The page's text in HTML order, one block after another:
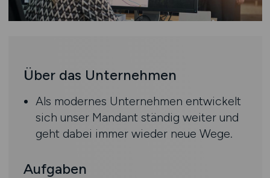
Über das Unternehmen
Als modernes Unternehmen entwickelt
sich unser Mandant ständig weiter und
geht dabei immer wieder neue Wege.
Aufgaben